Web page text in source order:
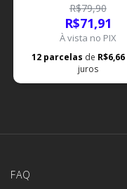
R$79,90
R$71,91
À vista no PIX
12 parcelas de R$6,66
juros
FAQ